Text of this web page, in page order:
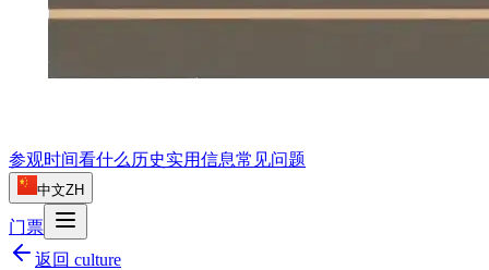
参观时间看什么 历史实用信息常见问题
中文ZH
门票
返回 culture